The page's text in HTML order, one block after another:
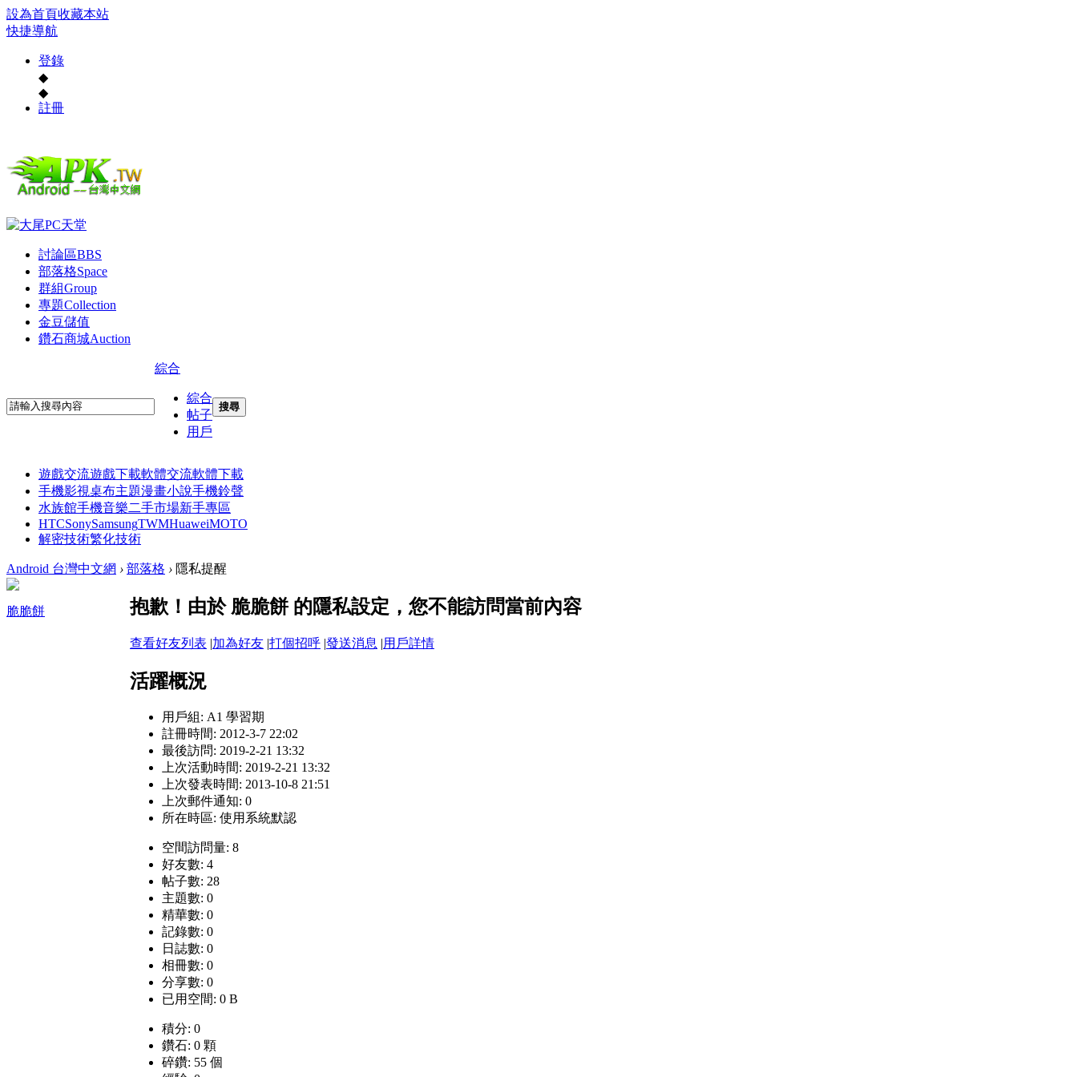
設為首頁收藏本站
快捷導航
登錄
◆
◆
註冊
討論區BBS
部落格Space
群組Group
專題Collection
金豆儲值
鑽石商城Auction
綜合
綜合
帖子
用戶
搜尋
遊戲交流遊戲下載軟體交流軟體下載
手機影視桌布主題漫畫小說手機鈴聲
水族館手機音樂二手市場新手專區
HTCSonySamsungTWMHuaweiMOTO
解密技術繁化技術
Android 台灣中文網 › 部落格 › 隱私提醒
脆脆餅 抱歉！由於 脆脆餅 的隱私設定，您不能訪問當前內容
查看好友列表 |加為好友 |打個招呼 |發送消息 |用戶詳情
活躍概況
用戶組: A1 學習期
註冊時間: 2012-3-7 22:02
最後訪問: 2019-2-21 13:32
上次活動時間: 2019-2-21 13:32
上次發表時間: 2013-10-8 21:51
上次郵件通知: 0
所在時區: 使用系統默認
空間訪問量: 8
好友數: 4
帖子數: 28
主題數: 0
精華數: 0
記錄數: 0
日誌數: 0
相冊數: 0
分享數: 0
已用空間: 0 B
積分: 0
鑽石: 0 顆
碎鑽: 55 個